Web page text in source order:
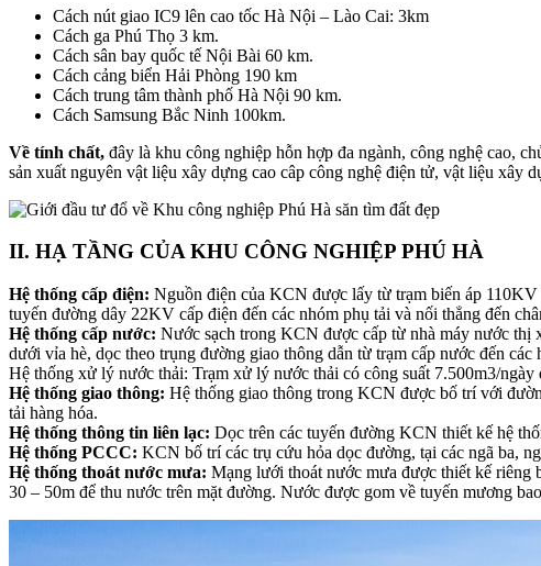
Cách nút giao IC9 lên cao tốc Hà Nội – Lào Cai: 3km
Cách ga Phú Thọ 3 km.
Cách sân bay quốc tế Nội Bài 60 km.
Cách cảng biển Hải Phòng 190 km
Cách trung tâm thành phố Hà Nội 90 km.
Cách Samsung Bắc Ninh 100km.
Về tính chất, đây là khu công nghiệp hỗn hợp đa ngành, công nghệ cao,
sản xuất nguyên vật liệu xây dựng cao câp công nghệ điện tử, vật liệu
II. HẠ TẦNG CỦA KHU CÔNG NGHIỆP PHÚ HÀ
Hệ thống cấp điện: Nguồn điện của KCN được lấy từ trạm biến áp
tuyến đường dây 22KV cấp điện đến các nhóm phụ tải và nối thẳng đến
Hệ thống cấp nước: Nước sạch trong KCN được cấp từ nhà máy nước thị
dưới vỉa hè, dọc theo trụng đường giao thông dẫn từ trạm cấp nước đến các
Hệ thống xử lý nước thải: Trạm xử lý nước thải có công suất 7.500m3/
Hệ thống giao thông: Hệ thống giao thông trong KCN được bố trí với
tải hàng hóa.
Hệ thống thông tin liên lạc: Dọc trên các tuyến đường KCN thiết kế hệ
Hệ thống PCCC: KCN bố trí các trụ cứu hỏa dọc đường, tại các ngã ba,
Hệ thống thoát nước mưa: Mạng lưới thoát nước mưa được thiết kế riêng
30 – 50m để thu nước trên mặt đường. Nước được gom về tuyến mương